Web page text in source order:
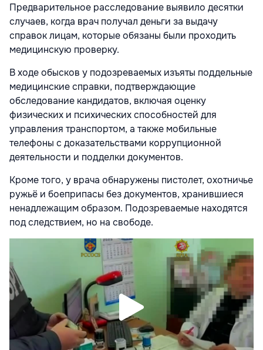
Предварительное расследование выявило десятки
случаев, когда врач получал деньги за выдачу
справок лицам, которые обязаны были проходить
медицинскую проверку.
В ходе обысков у подозреваемых изъяты поддельные
медицинские справки, подтверждающие
обследование кандидатов, включая оценку
физических и психических способностей для
управления транспортом, а также мобильные
телефоны с доказательствами коррупционной
деятельности и подделки документов.
Кроме того, у врача обнаружены пистолет, охотничье
ружьё и боеприпасы без документов, хранившиеся
ненадлежащим образом. Подозреваемые находятся
под следствием, но на свободе.